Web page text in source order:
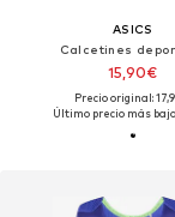
ASICS
Calcetines
15,90€
Precio original:
Último precio más